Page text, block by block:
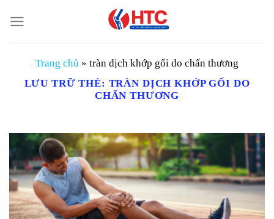
đến
nội
Trang chủ » tràn dịch khớp gối do chấn thương
LƯU TRỮ THẺ: TRÀN DỊCH KHỚP GỐI DO
CHẤN THƯƠNG